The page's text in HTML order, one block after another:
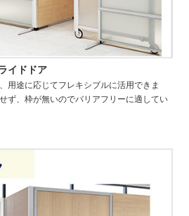
イドドア
用途に応じてフレキシブルに活用できま
ず、枠が無いのでバリアフリーに適してい